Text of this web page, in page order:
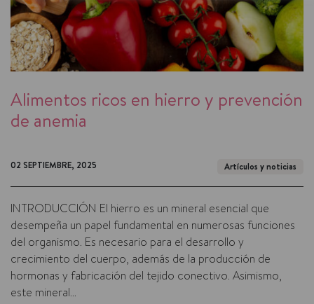
Alimentos ricos en hierro y prevención
de anemia
02 SEPTIEMBRE, 2025 Artículos y noticias
INTRODUCCIÓN El hierro es un mineral esencial que
desempeña un papel fundamental en numerosas funciones
del organismo. Es necesario para el desarrollo y
crecimiento del cuerpo, además de la producción de
hormonas y fabricación del tejido conectivo. Asimismo,
este mineral...